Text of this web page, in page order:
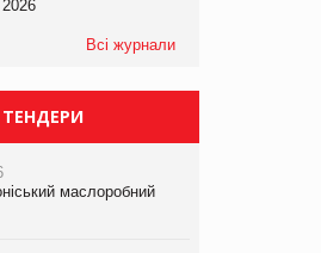
2026
Всі журнали
ТЕНДЕРИ
маслоробний